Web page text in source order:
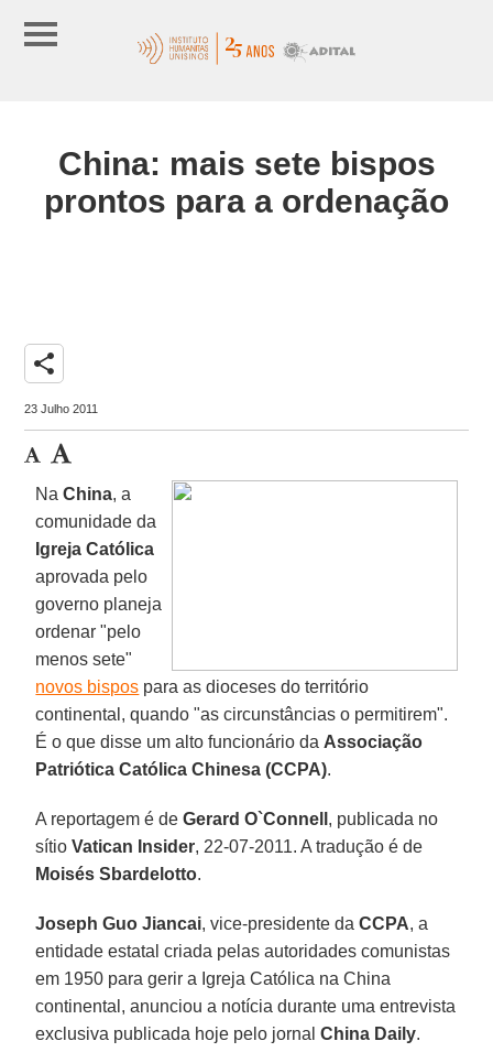
China: mais sete bispos
prontos para a ordenação
share
23 Julho 2011
NaChina, a
comunidade da
Igreja Católica
aprovada pelo
governo planeja
ordenar "pelo
menos sete"
novos bispos para as dioceses do território
continental, quando "as circunstâncias o permitirem".
É o que disse um alto funcionário da Associação
Patriótica Católica Chinesa (CCPA).
A reportagem é deGerard O`Connell , publicada no
sítioVatican Insider, 22-07-2011. A tradução é de
Moisés Sbardelotto.
Joseph Guo Jiancai, vice-presidente daCCPA, a
entidade estatal criada pelas autoridades comunistas
em 1950 para gerir a Igreja Católica na China
continental, anunciou a notícia durante uma entrevista
exclusiva publicada hoje pelo jornalChina Daily.